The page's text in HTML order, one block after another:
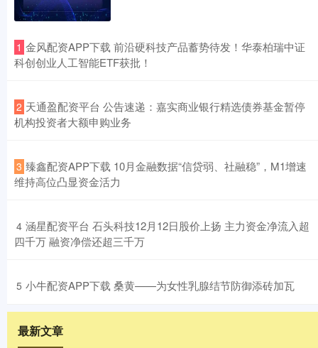
1 ​金风配资APP下载 前沿硬科技产品蓄势待发！华泰柏瑞中证
科创创业人工智能ETF获批！
2 ​天通盈配资平台 公告速递：嘉实商业银行精选债券基金暂停
机构投资者大额申购业务
3 ​臻鑫配资APP下载 10月金融数据“信贷弱、社融稳”，M1增速
维持高位凸显资金活力
4 ​涵星配资平台 石头科技12月12日股价上扬 主力资金净流入超
四千万 融资净偿还超三千万
5 ​小牛配资APP下载 桑黄——为女性乳腺结节防御添砖加瓦
最新文章